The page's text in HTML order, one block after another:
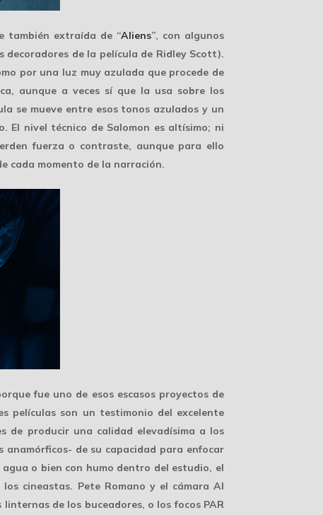
también extraída de “Aliens”, con algunos
decoradores de la película de Ridley Scott).
por una luz muy azulada que procede de
aunque a veces sí que la usa sobre los
se mueve entre esos tonos azulados y un
El nivel técnico de Salomon es altísimo; ni
fuerza o contraste, aunque para ello
cada momento de la narración.
fue uno de esos escasos proyectos de
películas son un testimonio del excelente
de producir una calidad elevadísima a los
anamórficos- de su capacidad para enfocar
o bien con humo dentro del estudio, el
los cineastas. Pete Romano y el cámara Al
de los buceadores, o los focos PAR